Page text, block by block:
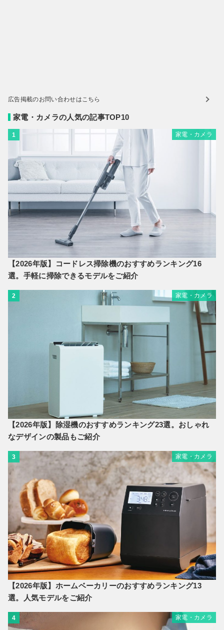
広告掲載のお問い合わせはこちら
家電・カメラの人気の記事TOP10
1 家電・カメラ
【2026年版】コードレス掃除機のおすすめランキング16
選。手軽に掃除できるモデルをご紹介
2 家電・カメラ
【2026年版】除湿機のおすすめランキング23選。おしゃれ
なデザインの製品もご紹介
3 家電・カメラ
【2026年版】ホームベーカリーのおすすめランキング13
選。人気モデルをご紹介
4 家電・カメラ